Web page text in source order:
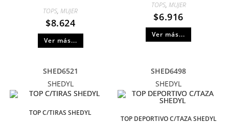
TOPS,MUJER
$8.624
Ver más...
TOPS, MUJER
$6.916
Ver más...
SHED6521
SHEDYL
TOP C/TIRAS SHEDYL
SHED6498
SHEDYL
TOP DEPORTIVO C/TAZA SHEDYL